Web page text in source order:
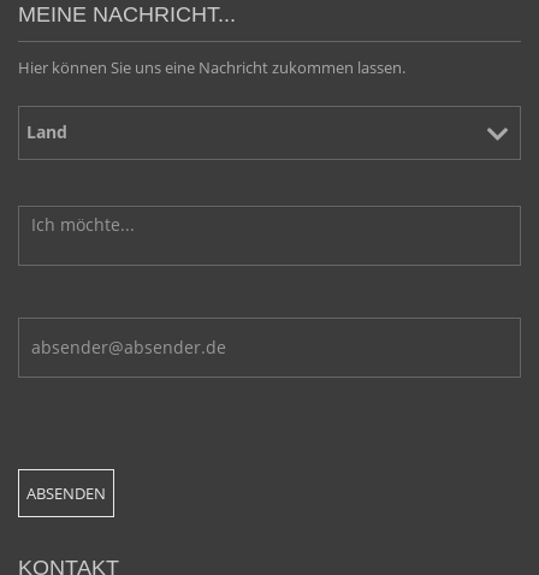
MEINE NACHRICHT...
Hier können Sie uns eine Nachricht zukommen lassen.
KONTAKT